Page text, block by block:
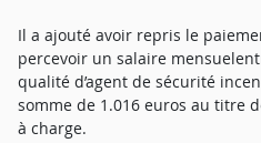
Il a ajouté avoir repris le
percevoir un salaire
qualité d’agent de sécurité
somme de 1.016 euros au titre
à charge.